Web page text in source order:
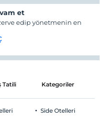
et
edip yönetmenin en
Tatili Kategoriler
Side Otelleri